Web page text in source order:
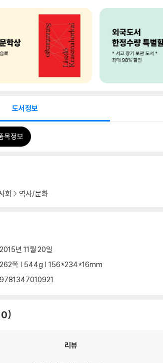
도서정보
목정보
회 역사/문화
2015년 11월 20일
262쪽 | 544g | 156*234*16mm
9781347010921
0
리뷰